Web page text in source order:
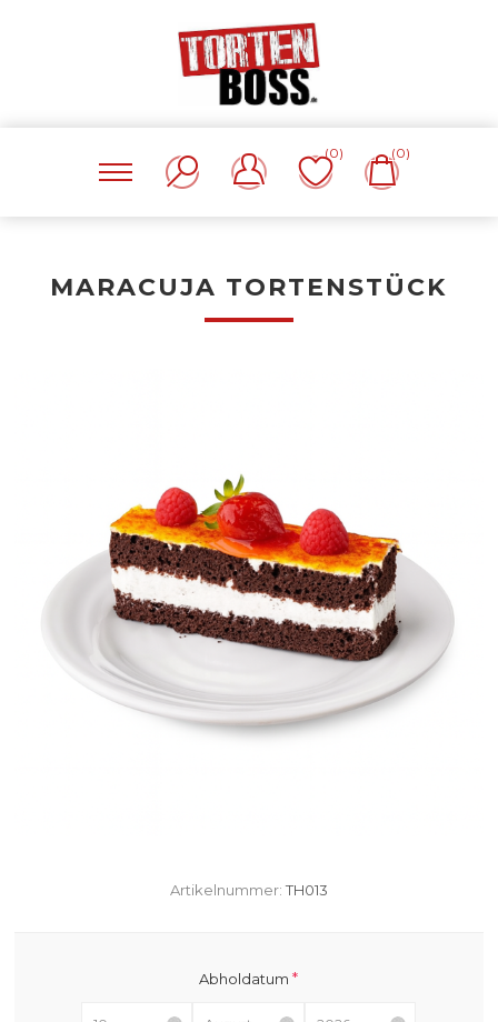
(0) (0)
MARACUJA TORTENSTÜCK
Artikelnummer: TH013
Abholdatum*